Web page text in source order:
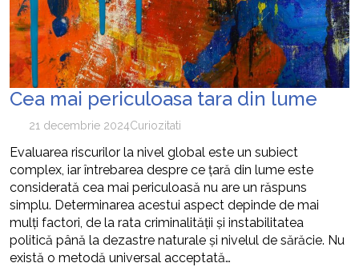
Cea mai periculoasa tara din lume
21 decembrie 2024Curiozitati
Evaluarea riscurilor la nivel global este un subiect
complex, iar întrebarea despre ce țară din lume este
considerată cea mai periculoasă nu are un răspuns
simplu. Determinarea acestui aspect depinde de mai
mulți factori, de la rata criminalității și instabilitatea
politică până la dezastre naturale și nivelul de sărăcie. Nu
există o metodă universal acceptată…